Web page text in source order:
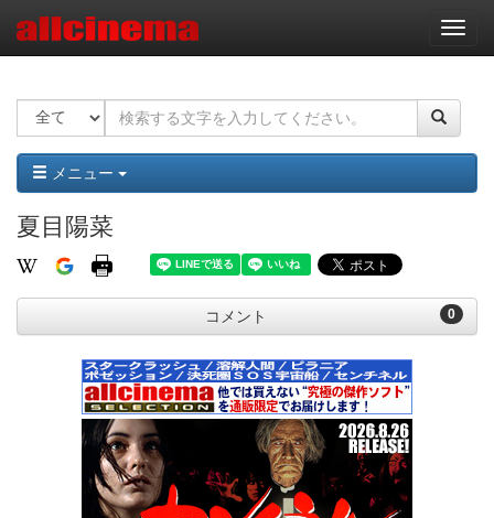
ナ
ビ
ー
ョ
ン
メニュー
夏目陽菜
0
コメント